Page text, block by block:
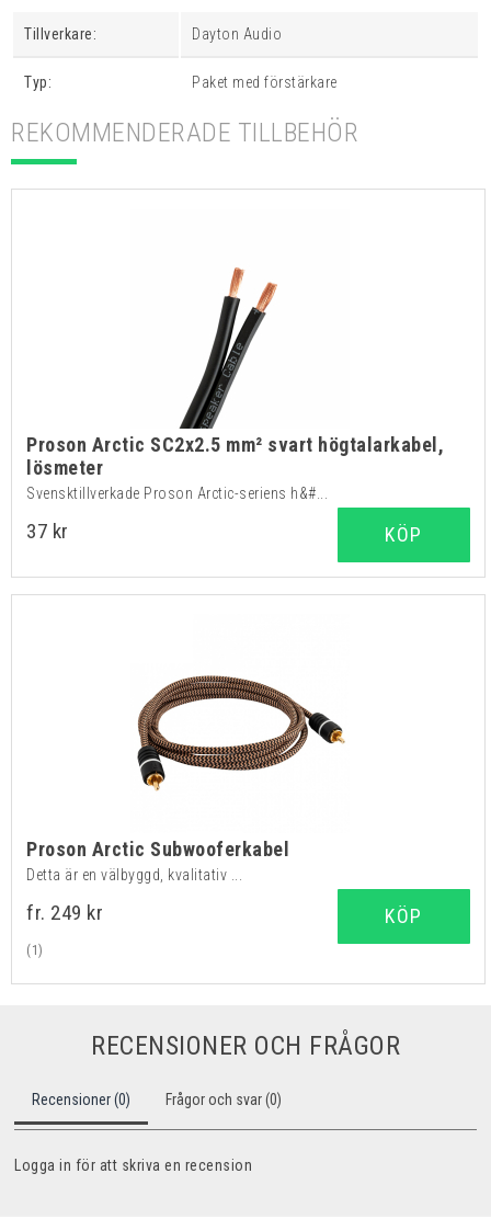
Tillverkare: Dayton Audio
Typ: Paket med förstärkare
REKOMMENDERADE TILLBEHÖR
Proson Arctic SC2x2.5 mm² svart högtalarkabel,
lösmeter
Svensktillverkade Proson Arctic-seriens h&#...
37 kr KÖP
Proson Arctic Subwooferkabel
Detta är en välbyggd, kvalitativ ...
fr. 249 kr
(1)
KÖP
RECENSIONER OCH FRÅGOR
Recensioner (0) Frågor och svar (0)
Logga in för att skriva en recension